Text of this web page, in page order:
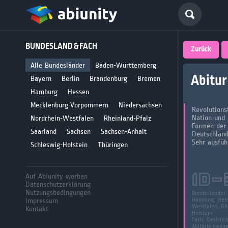
BUNDESLAND & FACH
Alle Bundesländer
Baden-Württemberg
Bayern
Berlin Brandenburg
Bremen
Hamburg
Hessen
Mecklenburg-Vorpommern
Niedersachsen
Nordrhein-Westfalen
Rheinland-Pfalz
Saarland
Sachsen
Sachsen-Anhalt
Schleswig-Holstein
Thüringen
Auf Abiunity werben
Datenschutzerklärung
Nutzungsbedingungen
Impressum
Kontakt
größte
für
Zurück
Abitur
Nation und
Formen
Sehr
ID-
Bundesländer:
Hamburg,
Westfalen,
Holstein
Fach: